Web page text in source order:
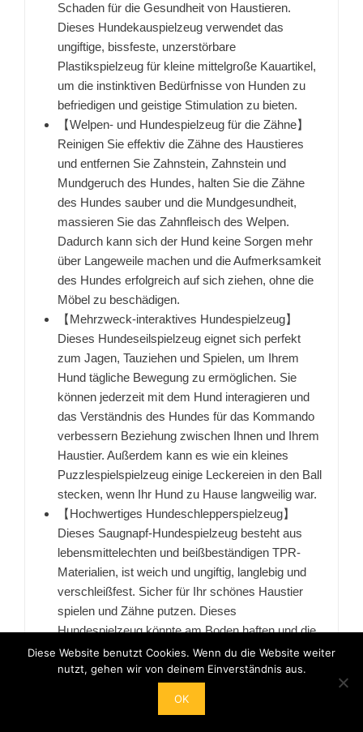
Schaden für die Gesundheit von Haustieren.
Dieses Hundekauspielzeug verwendet das
ungiftige, bissfeste, unzerstörbare
Plastikspielzeug für kleine mittelgroße Kauartikel,
um die instinktiven Bedürfnisse von Hunden zu
befriedigen und geistige Stimulation zu bieten.
【Welpen- und Hundespielzeug für die Zähne】
Reinigen Sie effektiv die Zähne des Haustieres
und entfernen Sie Zahnstein, Zahnstein und
Mundgeruch des Hundes, halten Sie die Zähne
des Hundes sauber und die Mundgesundheit,
massieren Sie das Zahnfleisch des Welpen.
Dadurch kann sich der Hund keine Sorgen mehr
über Langeweile machen und die Aufmerksamkeit
des Hundes erfolgreich auf sich ziehen, ohne die
Möbel zu beschädigen.
【Mehrzweck-interaktives Hundespielzeug】
Dieses Hundeseilspielzeug eignet sich perfekt
zum Jagen, Tauziehen und Spielen, um Ihrem
Hund tägliche Bewegung zu ermöglichen. Sie
können jederzeit mit dem Hund interagieren und
das Verständnis des Hundes für das Kommando
verbessern Beziehung zwischen Ihnen und Ihrem
Haustier. Außerdem kann es wie ein kleines
Puzzlespielspielzeug einige Leckereien in den Ball
stecken, wenn Ihr Hund zu Hause langweilig war.
【Hochwertiges Hundeschlepperspielzeug】
Dieses Saugnapf-Hundespielzeug besteht aus
lebensmittelechten und beißbeständigen TPR-
Materialien, ist weich und ungiftig, langlebig und
verschleißfest. Sicher für Ihr schönes Haustier
spielen und Zähne putzen. Dieses
Hundespielzeug könnte am Boden haften und die
Hunde mit sich selbst spielen lassen. Sie müssen
sich keine Sorgen mehr machen, dass Ihre
Diese Website benutzt Cookies. Wenn du die Website weiter
nutzt, gehen wir von deinem Einverständnis aus.
OK